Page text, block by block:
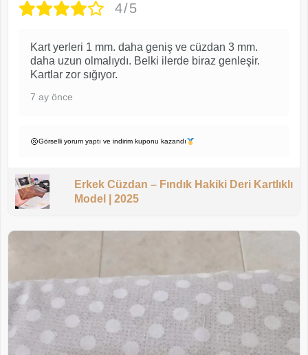
4/5
Kart yerleri 1 mm. daha geniş ve cüzdan 3 mm.
daha uzun olmalıydı. Belki ilerde biraz genleşir.
Kartlar zor sığıyor.
7 ay önce
Görselli yorum yaptı ve indirim kuponu kazandı
Erkek Cüzdan – Fındık Hakiki Deri Kartlıklı
Model | 2025